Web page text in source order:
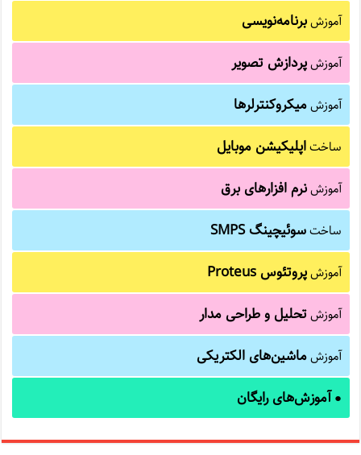
آموزشبرنامه‌نویسی
آموزشپردازش تصویر
آموزشمیکروکنترلرها
ساختاپلیکیشن موبایل
آموزشنرم افزارهای برق
ساختسوئیچینگ SMPS
آموزشپروتئوس Proteus
آموزشتحلیل و طراحی مدار
آموزشماشین‌های الکتریکی
●آموزش‌های رایگان